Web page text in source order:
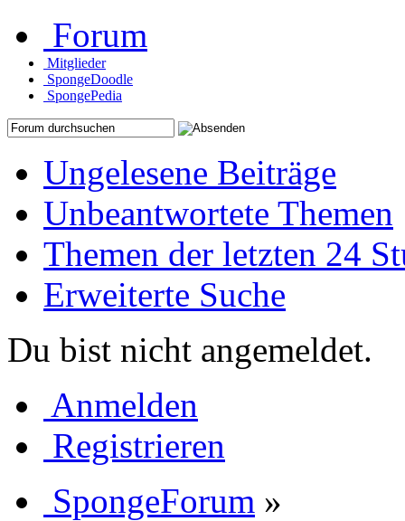
Forum
Mitglieder
SpongeDoodle
SpongePedia
Ungelesene Beiträge
Unbeantwortete Themen
Themen der letzten 24
Erweiterte Suche
Du bist nicht angemeldet.
Anmelden
Registrieren
SpongeForum »